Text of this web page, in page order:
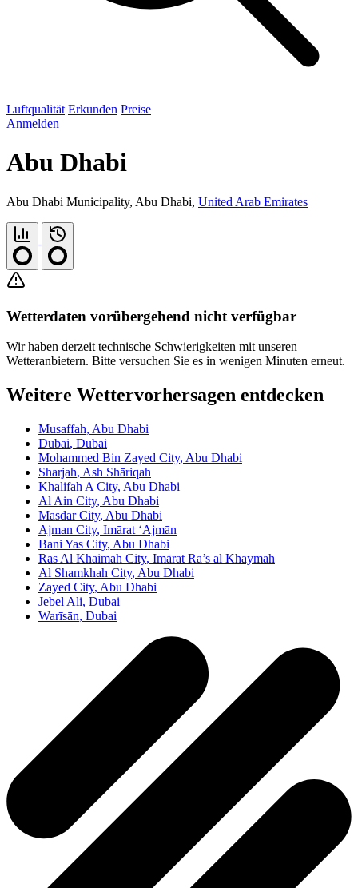
Luftqualität Erkunden Preise
Anmelden
Abu Dhabi
Abu Dhabi Municipality, Abu Dhabi, United Arab Emirates
Wetterdaten vorübergehend nicht verfügbar
Wir haben derzeit technische Schwierigkeiten mit unseren
Wetteranbietern. Bitte versuchen Sie es in wenigen Minuten erneut.
Weitere Wettervorhersagen entdecken
Musaffah, Abu Dhabi
Dubai, Dubai
Mohammed Bin Zayed City, Abu Dhabi
Sharjah, Ash Shāriqah
Khalifah A City, Abu Dhabi
Al Ain City, Abu Dhabi
Masdar City, Abu Dhabi
Ajman City, Imārat ‘Ajmān
Bani Yas City, Abu Dhabi
Ras Al Khaimah City, Imārat Ra’s al Khaymah
Al Shamkhah City, Abu Dhabi
Zayed City, Abu Dhabi
Jebel Ali, Dubai
Warīsān, Dubai